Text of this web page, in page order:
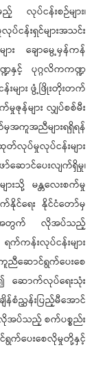
ပ်ငန်းစဉ်များ၊
န်းရှင်များအသင်း
ား ချောမွေ့မှန်ကန်
ဍနှင့် ပုဂ္ဂလိကကဏ္ဍ
န်းများ ဖွံ့ဖြိုးတိုးတက်
ဇုန်များ လျှပ်စစ်မီး
အကူအညီများရရှိရန်
ပ်မှုလုပ်ငန်းများ
ာင်ပေးလျက်ရှိမှု၊
ားသို့ မန္တလေးစက်မှု
နိုင်ရေး နိုင်ငံတော်မှ
ားအတွက် လိုအပ်သည့်
ကန်းလုပ်ငန်းများ
ဆောင်ရွက်ပေးစေ
ဆောက်လုပ်ရေးသုံး
န်စံညွှန်းပြည့်မီအောင်
အပ်သည့် စက်ပစ္စည်း
က်ပေးစေလိုမှုတို့နှင့်